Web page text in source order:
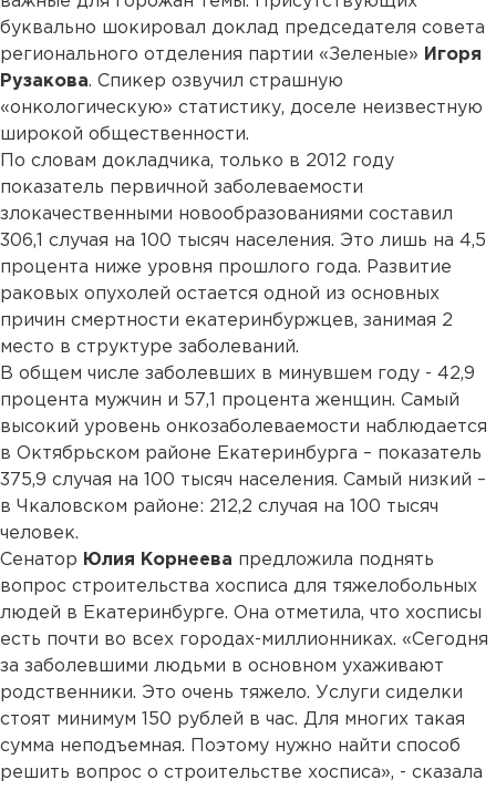
буквально шокировал доклад председателя совета
регионального отделения партии «Зеленые» Игоря
Рузакова. Спикер озвучил страшную
«онкологическую» статистику, доселе неизвестную
широкой общественности.
По словам докладчика, только в 2012 году
показатель первичной заболеваемости
злокачественными новообразованиями составил
306,1 случая на 100 тысяч населения. Это лишь на 4,5
процента ниже уровня прошлого года. Развитие
раковых опухолей остается одной из основных
причин смертности екатеринбуржцев, занимая 2
место в структуре заболеваний.
В общем числе заболевших в минувшем году - 42,9
процента мужчин и 57,1 процента женщин. Самый
высокий уровень онкозаболеваемости наблюдается
в Октябрьском районе Екатеринбурга – показатель
375,9 случая на 100 тысяч населения. Самый низкий –
в Чкаловском районе: 212,2 случая на 100 тысяч
человек.
Сенатор Юлия Корнеева предложила поднять
вопрос строительства хосписа для тяжелобольных
людей в Екатеринбурге. Она отметила, что хосписы
есть почти во всех городах-миллионниках. «Сегодня
за заболевшими людьми в основном ухаживают
родственники. Это очень тяжело. Услуги сиделки
стоят минимум 150 рублей в час. Для многих такая
сумма неподъемная. Поэтому нужно найти способ
решить вопрос о строительстве хосписа», - сказала